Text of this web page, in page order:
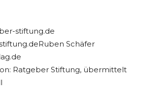
stiftung.de
Schäfer
Ratgeber Stiftung, übermittelt